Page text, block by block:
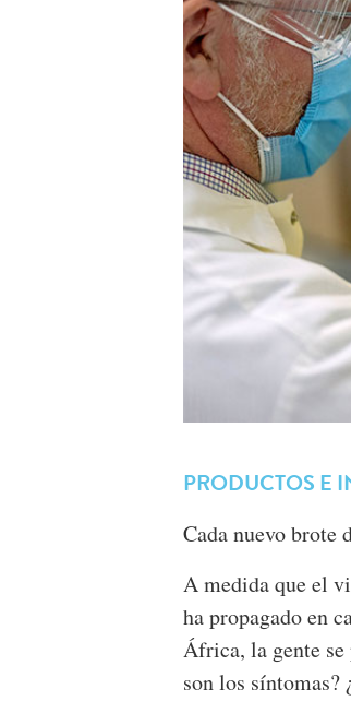
PRODUCTOS E
Cada nuevo brote
A medida que el
ha propagado en
África, la gente se
son los síntomas?